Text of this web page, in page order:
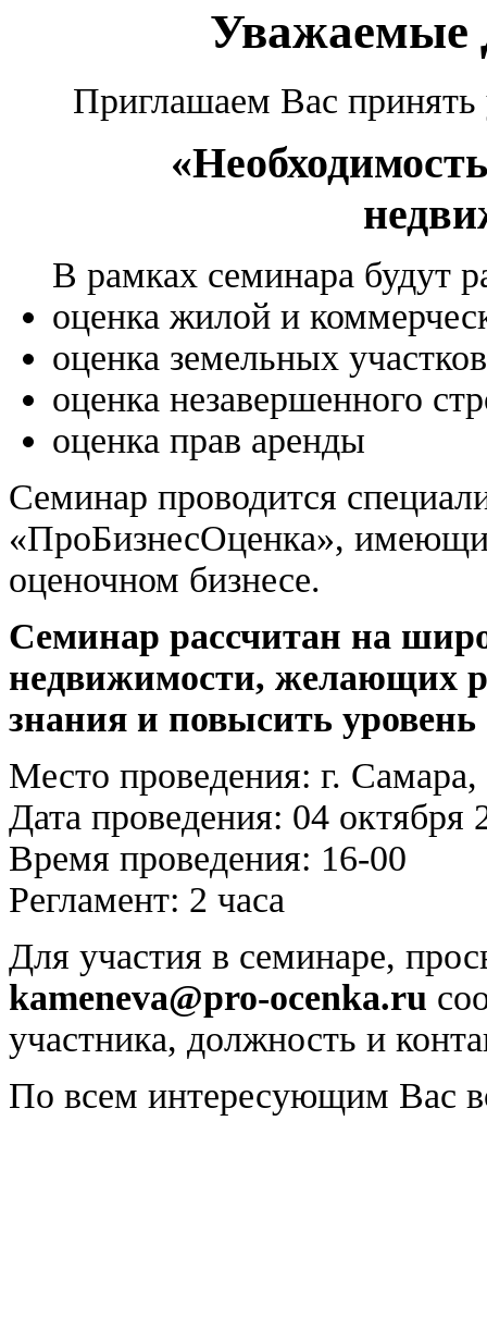
Уважаемые
Приглашаем Вас принять
В рамках семинара будут
оценка жилой и
оценка земельных участков
оценка незавершенного
оценка прав аренды
Семинар проводится
«ПроБизнесОценка»,
оценочном бизнесе.
Семинар рассчитан на
недвижимости, желающих
знания и повысить
Место проведения: г.
Дата проведения: 04 октября
Время проведения: 16-00
Регламент: 2 часа
Для участия в семинаре,
kameneva@pro-ocenka.ru
участника, должность и
По всем интересующим Вас